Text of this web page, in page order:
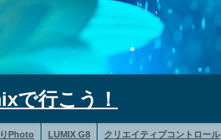
で行こう！
Photo LUMIX G8 クリエイティブコントロール